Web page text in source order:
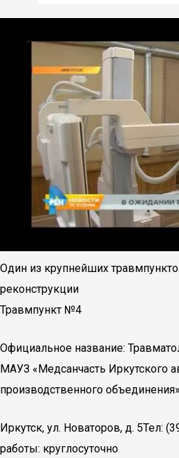
Один из крупнейших
реконструкции
Травмпункт №4
Официальное название:
МАУЗ «Медсанчасть Иркутского
производственного объединения»
Иркутск, ул. Новаторов, д. 5Тел:
работы: круглосуточно